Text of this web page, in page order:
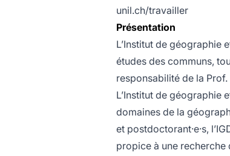
unil.ch/travailler
Présentation
L’Institut de géographie
études des communs,
responsabilité de la Prof.
L’Institut de géographie
domaines de la
et postdoctorant·e·s,
propice à une recherche